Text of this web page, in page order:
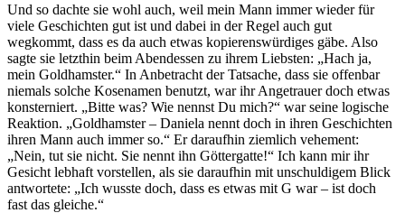
Und so dachte sie wohl auch, weil mein Mann immer wieder für
viele Geschichten gut ist und dabei in der Regel auch gut
wegkommt, dass es da auch etwas kopierenswürdiges gäbe. Also
sagte sie letzthin beim Abendessen zu ihrem Liebsten: „Hach ja,
mein Goldhamster.“ In Anbetracht der Tatsache, dass sie offenbar
niemals solche Kosenamen benutzt, war ihr Angetrauer doch etwas
konsterniert. „Bitte was? Wie nennst Du mich?“ war seine logische
Reaktion. „Goldhamster – Daniela nennt doch in ihren Geschichten
ihren Mann auch immer so.“ Er daraufhin ziemlich vehement:
„Nein, tut sie nicht. Sie nennt ihn Göttergatte!“ Ich kann mir ihr
Gesicht lebhaft vorstellen, als sie daraufhin mit unschuldigem Blick
antwortete: „Ich wusste doch, dass es etwas mit G war – ist doch
fast das gleiche.“